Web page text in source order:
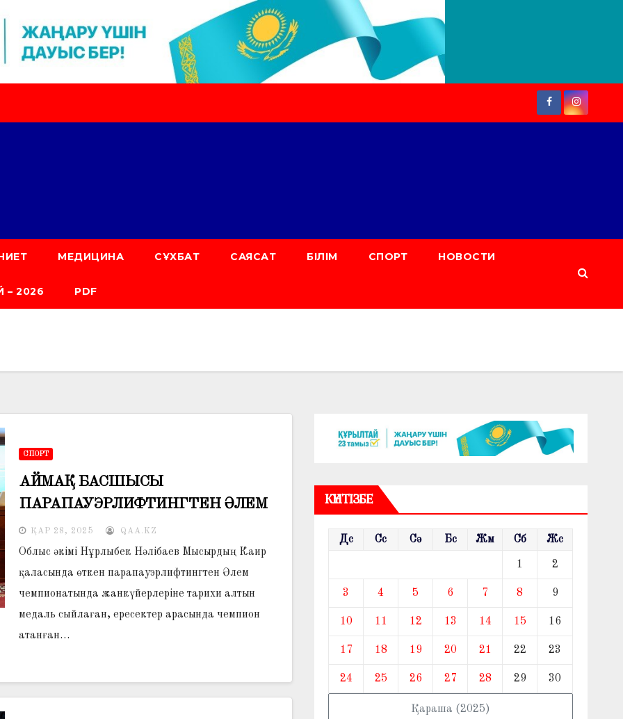
МЕДИЦИНА СҰХБАТ САЯСАТ БІЛІМ СПОРТ НОВОСТИ
– 2026 PDF
СПОРТ
АЙМАҚ БАСШЫСЫ
ПАРАПАУЭРЛИФТИНГТЕН ӘЛЕМ
ЧЕМПИОНДАРЫМЕН КЕЗДЕСТІ
ҚАР 28, 2025 QAA.KZ
Облыс әкімі Нұрлыбек Нәлібаев Мысырдың Каир
қаласында өткен парапауэрлифтингтен Әлем
чемпионатында жанкүйерлеріне тарихи алтын
медаль сыйлаған, ересектер арасында чемпион
атанған…
КҮНТІЗБЕ
Қараша (2025)
Дс Сс Сә Бс Жм Сб Жс
1 2
3 4 5 6 7 8 9
10 11 12 13 14 15 16
17 18 19 20 21 22 23
24 25 26 27 28 29 30